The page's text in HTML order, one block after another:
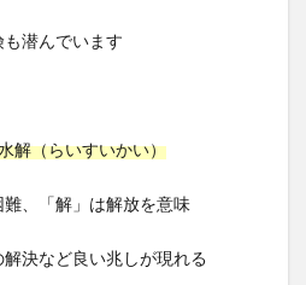
潜んでいます
解（らいすいかい）
難、「解」は解放を意味
決など良い兆しが現れる